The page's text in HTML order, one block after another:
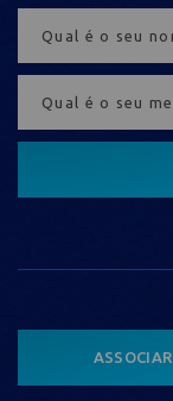
ASSOCIAR